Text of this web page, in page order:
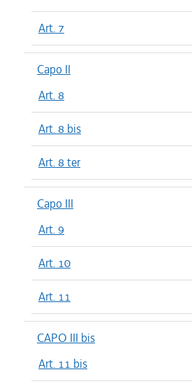
Art. 7
Capo II
Art. 8
Art. 8 bis
Art. 8 ter
Capo III
Art. 9
Art. 10
Art. 11
CAPO III bis
Art. 11 bis